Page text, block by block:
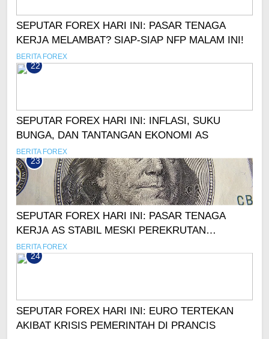
SEPUTAR FOREX HARI INI: PASAR TENAGA
KERJA MELAMBAT? SIAP-SIAP NFP MALAM INI!
BERITA FOREX
22
SEPUTAR FOREX HARI INI: INFLASI, SUKU
BUNGA, DAN TANTANGAN EKONOMI AS
BERITA FOREX
23
SEPUTAR FOREX HARI INI: PASAR TENAGA
KERJA AS STABIL MESKI PEREKRUTAN
MELAMBAT
BERITA FOREX
24
SEPUTAR FOREX HARI INI: EURO TERTEKAN
AKIBAT KRISIS PEMERINTAH DI PRANCIS